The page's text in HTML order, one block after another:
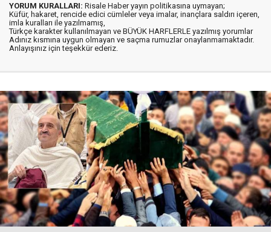
YORUM KURALLARI: Risale Haber yayın politikasına uymayan;
Küfür, hakaret, rencide edici cümleler veya imalar, inançlara saldırı içeren,
imla kuralları ile yazılmamış,
Türkçe karakter kullanılmayan ve BÜYÜK HARFLERLE yazılmış yorumlar
Adınız kısmına uygun olmayan ve saçma rumuzlar onaylanmamaktadır.
Anlayışınız için teşekkür ederiz.